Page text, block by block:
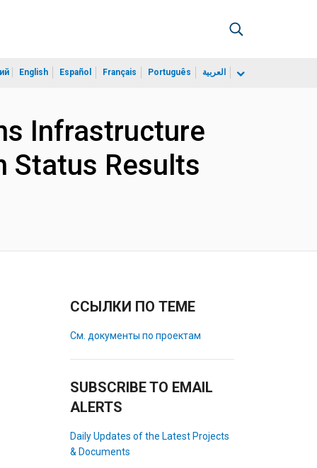
English Español Français Português العربية
Infrastructure
Status Results
ССЫЛКИ ПО ТЕМЕ
См. документы по проектам
SUBSCRIBE TO EMAIL
ALERTS
Daily Updates of the Latest Projects
& Documents